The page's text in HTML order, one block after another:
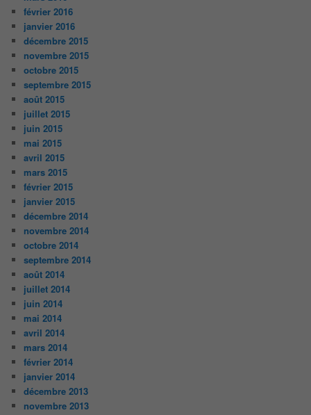
février 2016
janvier 2016
décembre 2015
novembre 2015
octobre 2015
septembre 2015
août 2015
juillet 2015
juin 2015
mai 2015
avril 2015
mars 2015
février 2015
janvier 2015
décembre 2014
novembre 2014
octobre 2014
septembre 2014
août 2014
juillet 2014
juin 2014
mai 2014
avril 2014
mars 2014
février 2014
janvier 2014
décembre 2013
novembre 2013